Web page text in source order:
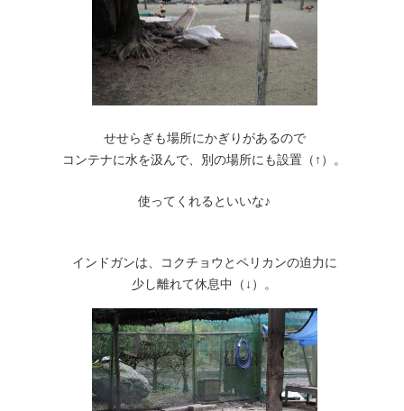
せせらぎも場所にかぎりがあるので
コンテナに水を汲んで、別の場所にも設置（↑）。
使ってくれるといいな♪
インドガンは、コクチョウとペリカンの迫力に
少し離れて休息中（↓）。